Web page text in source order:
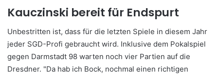
Kauczinski bereit für Endspurt
Unbestritten ist, dass für die letzten Spiele in diesem Jahr
jeder SGD-Profi gebraucht wird. Inklusive dem Pokalspiel
gegen Darmstadt 98 warten noch vier Partien auf die
Dresdner. "Da hab ich Bock, nochmal einen richtigen